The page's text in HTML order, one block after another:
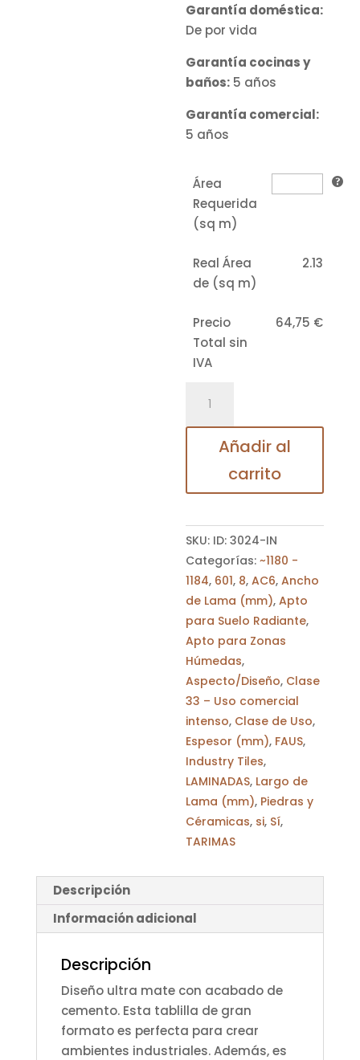
Garantía doméstica:
De por vida
Garantía cocinas y
baños: 5 años
Garantía comercial:
5 años
Área
Requerida
(sq m)
Real Área
de (sq m)
2.13
Precio
Total sin
IVA
64,75 €
cantidad
Añadir al
carrito
SKU: ID: 3024-IN
Categorías:~1180 -
1184, 601, 8,AC6,Ancho
de Lama (mm),Apto
para Suelo Radiante,
Apto para Zonas
Húmedas,
Aspecto/Diseño, Clase
33 – Uso comercial
intenso, Clase de Uso,
Espesor (mm), FAUS,
Industry Tiles,
LAMINADAS, Largo de
Lama (mm), Piedras y
Céramicas, si, Sí,
TARIMAS
Descripción
Información adicional
Descripción
Diseño ultra mate con acabado de
cemento. Esta tablilla de gran
formato es perfecta para crear
ambientes industriales. Además, es